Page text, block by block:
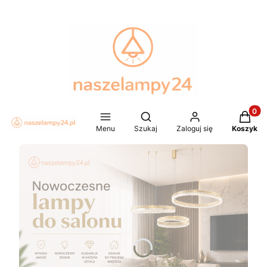
Menu
Otwórz wyszukiwarkę
Szukaj Zaloguj się Koszyk